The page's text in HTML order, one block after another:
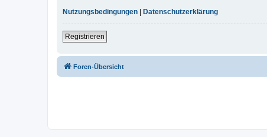
Nutzungsbedingungen | Datenschutzerklärung
Registrieren
Foren-Übersicht